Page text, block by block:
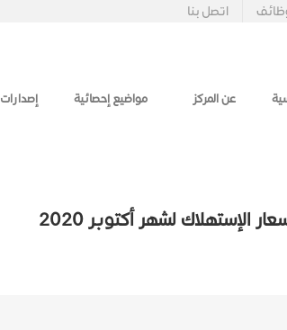
اتصل بنا
عن المركز مواضيع إحصائية إصدارات
الإستهلاك لشهر أكتوبر 2020